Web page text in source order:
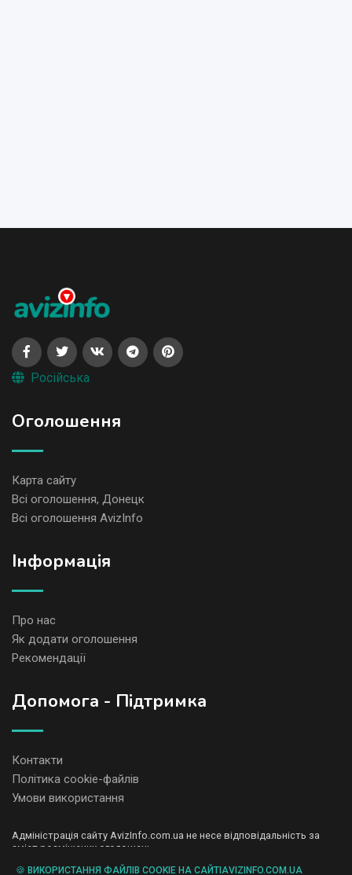
Російська
Оголошення
Карта сайту
Всі оголошення, Донецк
Всі оголошення AvizInfo
Iнформація
Про нас
Як додати оголошення
Рекомендації
Допомога - Підтримка
Контакти
Політика cookie-файлів
Умови використання
Адміністрація сайту AvizInfo.com.ua не несе відповідальність за
зміст розміщених оголошень.
🍪 ВИКОРИСТАННЯ ФАЙЛІВ COOKIE НА САЙТІAVIZINFO.COM.UA